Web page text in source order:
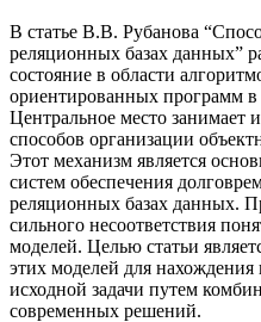
В статье В.В. Рубанова
реляционных базах данных”
состояние в области
ориентированных программ
Центральное место занимает
способов организации
Этот механизм является
систем обеспечения
реляционных базах данных.
сильного несоответствия
моделей. Целью статьи
этих моделей для
исходной задачи путем
современных решений.